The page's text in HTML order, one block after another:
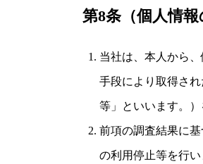
第8条（個人情報
当社は、本人から
手段により取得さ
等」といいます。
前項の調査結果に
の利用停止等を行い